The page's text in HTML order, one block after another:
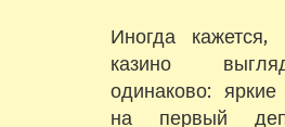
Иногда
казино
одинаково:
на первый